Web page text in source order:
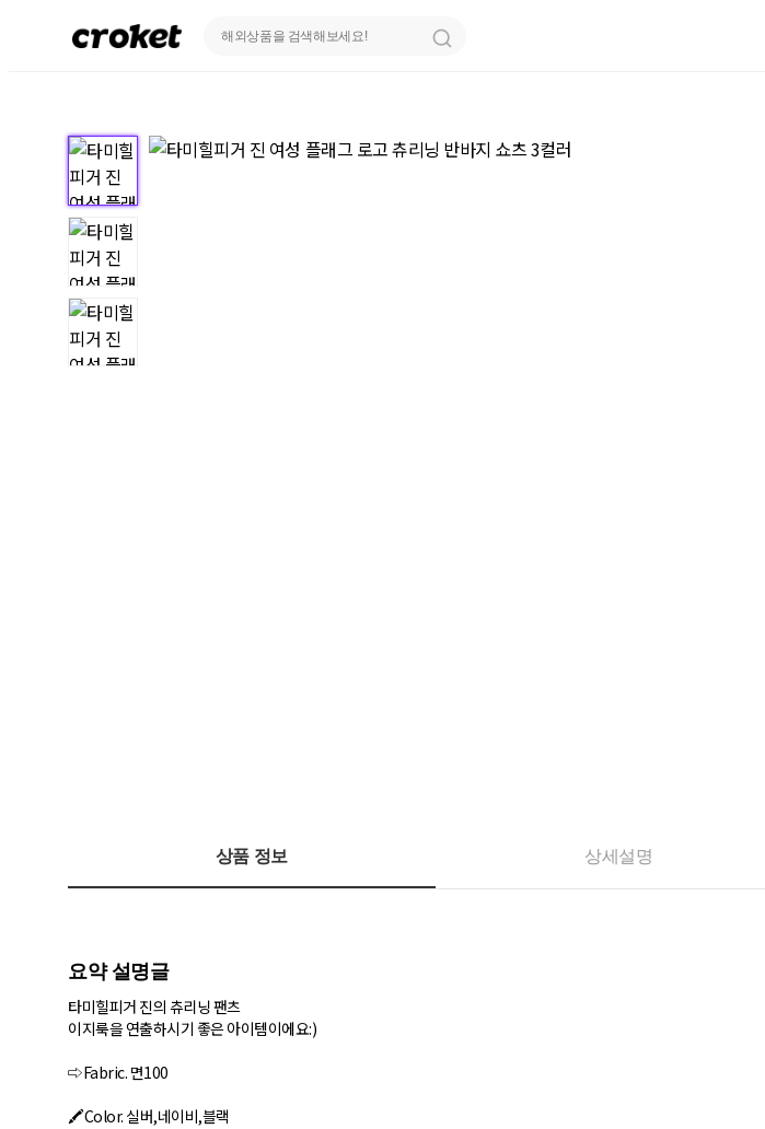
상품 정보 상세설명
요약 설명글
타미힐피거 진의 츄리닝 팬츠
이지룩을 연출하시기 좋은 아이템이에요:)
⇨Fabric. 면100
🖍Color. 실버,네이비,블랙